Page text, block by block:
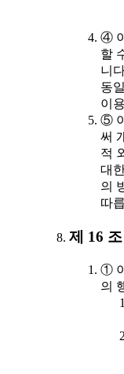
④
할
니
동
이
⑤
써
적
대
의
따
제 16
①
의